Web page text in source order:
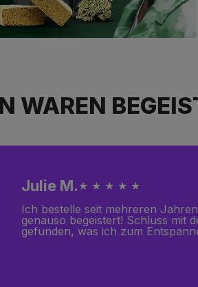
WAREN
Antoine R.★ ★ ★ ★ ☆
Ich habe ein CBD-Harz bestellt
nicht schlecht ist, insbesondere
Einziger Wermutstropfen: Ich